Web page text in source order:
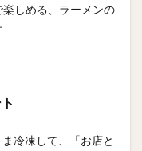
しめる、ラーメンの
冷凍して、「お店と